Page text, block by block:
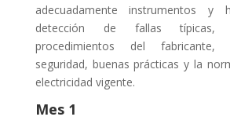
adecuadamente instrumentos y
detección de fallas típicas,
procedimientos del fabricante,
seguridad, buenas prácticas y la
electricidad vigente.
Mes 1